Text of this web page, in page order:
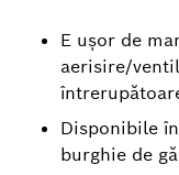
E ușor de
aerisire/
Disponibile
burghie de